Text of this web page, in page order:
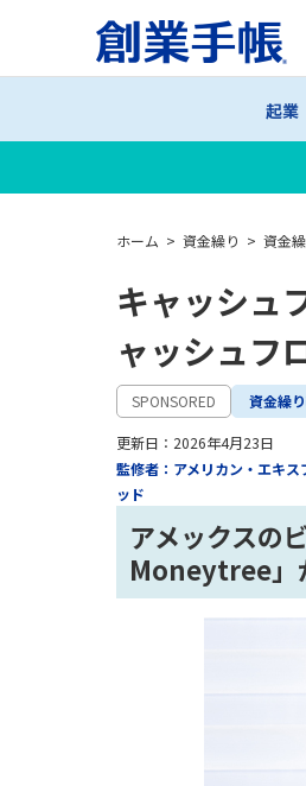
起業
ホーム > 資金繰り > 資金
キャッシュ
ャッシュフ
SPONSORED 資金繰
監修者：アメリカン・エキ
ッド
更新日： 2026年4月23日
アメックスの
Moneytree」